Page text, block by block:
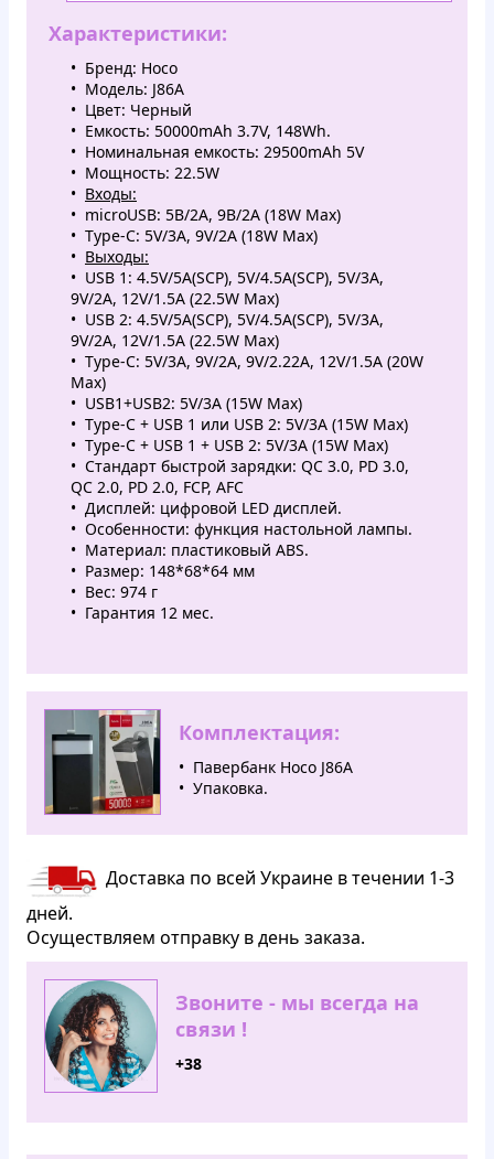
Характеристики:
Бренд: Hoco
Модель: J86A
Цвет: Черный
Емкость: 50000mAh 3.7V, 148Wh.
Номинальная емкость: 29500mAh 5V
Мощность: 22.5W
Входы:
microUSB: 5В/2А, 9В/2А (18W Max)
Type-C: 5V/3A, 9V/2A (18W Max)
Выходы:
USB 1: 4.5V/5A(SCP), 5V/4.5A(SCP), 5V/3A,
9V/2A, 12V/1.5A (22.5W Max)
USB 2: 4.5V/5A(SCP), 5V/4.5A(SCP), 5V/3A,
9V/2A, 12V/1.5A (22.5W Max)
Type-C: 5V/3A, 9V/2A, 9V/2.22A, 12V/1.5A (20W
Max)
USB1+USB2: 5V/3A (15W Max)
Type-C + USB 1 или USB 2: 5V/3A (15W Max)
Type-C + USB 1 + USB 2: 5V/3A (15W Max)
Стандарт быстрой зарядки: QC 3.0, PD 3.0,
QC 2.0, PD 2.0, FCP, AFC
Дисплей: цифровой LED дисплей.
Особенности: функция настольной лампы.
Материал: пластиковый ABS.
Размер: 148*68*64 мм
Вес: 974 г
Гарантия 12 мес.
Комплектация:
Павербанк Hoco J86A
Упаковка.
Доставка по всей Украине в течении 1-3
дней.
Осуществляем отправку в день заказа.
Звоните - мы всегда на
связи !
+38